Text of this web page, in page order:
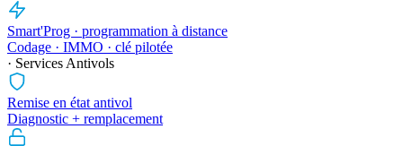
Smart'Prog · programmation à distance
Codage · IMMO · clé pilotée
· Services Antivols
Remise en état antivol
Diagnostic + remplacement